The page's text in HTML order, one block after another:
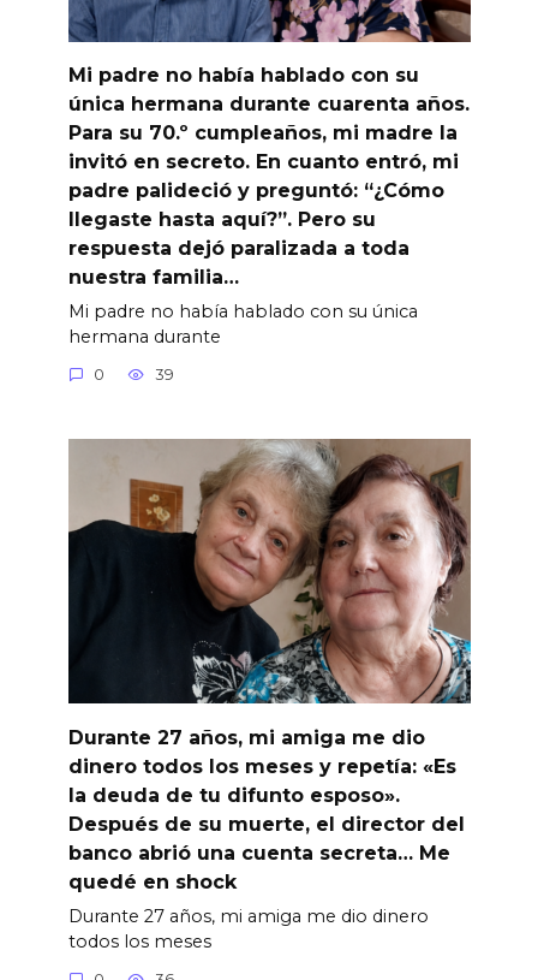
Mi padre no había hablado con su
única hermana durante cuarenta años.
Para su 70.º cumpleaños, mi madre la
invitó en secreto. En cuanto entró, mi
padre palideció y preguntó: “¿Cómo
llegaste hasta aquí?”. Pero su
respuesta dejó paralizada a toda
nuestra familia…
Mi padre no había hablado con su única
hermana durante
0 39
Durante 27 años, mi amiga me dio
dinero todos los meses y repetía: «Es
la deuda de tu difunto esposo».
Después de su muerte, el director del
banco abrió una cuenta secreta… Me
quedé en shock
Durante 27 años, mi amiga me dio dinero
todos los meses